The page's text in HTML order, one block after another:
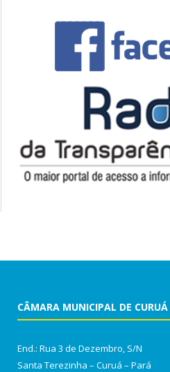
CÂMARA MUNICIPAL DE CURUÁ
End.: Rua 3 de Dezembro, S/N
Santa Terezinha – Curuá – Pará